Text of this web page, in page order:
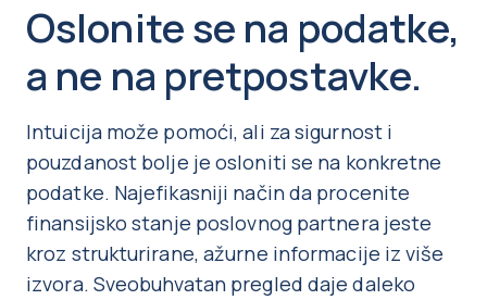
Oslonite se na podatke,
a ne na pretpostavke.
Intuicija može pomoći, ali za sigurnost i
pouzdanost bolje je osloniti se na konkretne
podatke. Najefikasniji način da procenite
finansijsko stanje poslovnog partnera jeste
kroz strukturirane, ažurne informacije iz više
izvora. Sveobuhvatan pregled daje daleko